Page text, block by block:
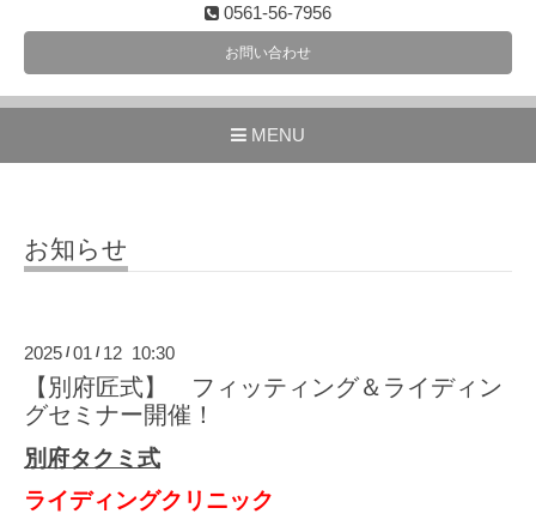
0561-56-7956
お問い合わせ
MENU
お知らせ
2025 / 01 / 12 10:30
【別府匠式】 フィッティング＆ライディン
グセミナー開催！
別府タクミ式
ライディングクリニック